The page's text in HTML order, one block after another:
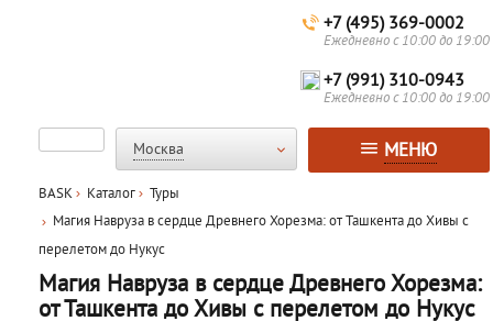
+7 (495) 369-0002
Ежедневно с 10:00 до 19:00
+7 (991) 310-0943
Ежедневно с 10:00 до 19:00
Москва МЕНЮ
BASK Каталог
Туры
Магия Навруза в сердце Древнего Хорезма: от Ташкента до Хивы с
перелетом до Нукус
Магия Навруза в сердце Древнего Хорезма:
от Ташкента до Хивы с перелетом до Нукус